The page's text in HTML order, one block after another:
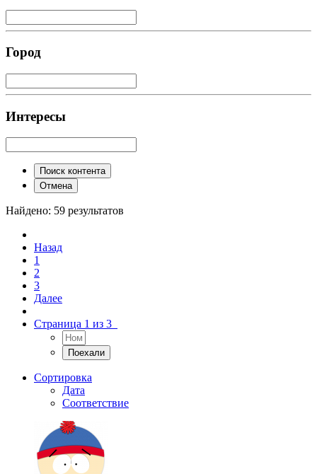
Город
Интересы
Поиск контента
Отмена
Найдено: 59 результатов
Назад
1
2
3
Далее
Страница 1 из 3
Сортировка
Дата
Соответствие